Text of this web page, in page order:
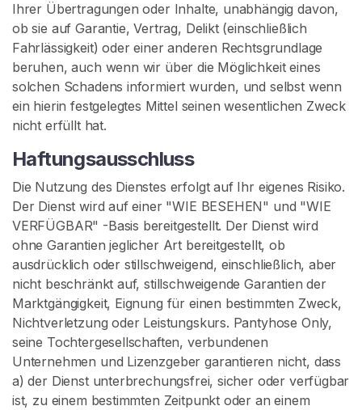
Ihrer Übertragungen oder Inhalte, unabhängig davon,
ob sie auf Garantie, Vertrag, Delikt (einschließlich
Fahrlässigkeit) oder einer anderen Rechtsgrundlage
beruhen, auch wenn wir über die Möglichkeit eines
solchen Schadens informiert wurden, und selbst wenn
ein hierin festgelegtes Mittel seinen wesentlichen Zweck
nicht erfüllt hat.
Haftungsausschluss
Die Nutzung des Dienstes erfolgt auf Ihr eigenes Risiko.
Der Dienst wird auf einer "WIE BESEHEN" und "WIE
VERFÜGBAR" -Basis bereitgestellt. Der Dienst wird
ohne Garantien jeglicher Art bereitgestellt, ob
ausdrücklich oder stillschweigend, einschließlich, aber
nicht beschränkt auf, stillschweigende Garantien der
Marktgängigkeit, Eignung für einen bestimmten Zweck,
Nichtverletzung oder Leistungskurs. Pantyhose Only,
seine Tochtergesellschaften, verbundenen
Unternehmen und Lizenzgeber garantieren nicht, dass
a) der Dienst unterbrechungsfrei, sicher oder verfügbar
ist, zu einem bestimmten Zeitpunkt oder an einem